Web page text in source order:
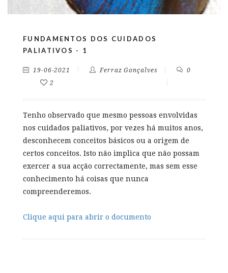
FUNDAMENTOS DOS CUIDADOS
PALIATIVOS - 1
19-06-2021 Ferraz Gonçalves
0
2
Tenho observado que mesmo pessoas envolvidas
nos cuidados paliativos, por vezes há muitos anos,
desconhecem conceitos básicos ou a origem de
certos conceitos. Isto não implica que não possam
exercer a sua acção correctamente, mas sem esse
conhecimento há coisas que nunca
compreenderemos.
Clique aqui para abrir o documento